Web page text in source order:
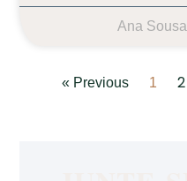
Ana Sousa
« Previous 1 2